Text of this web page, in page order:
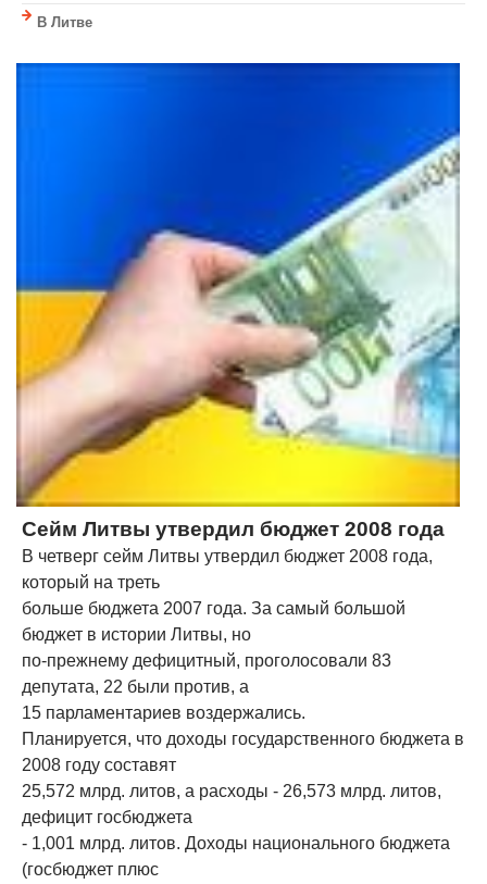
В Литве
Сейм Литвы утвердил бюджет 2008 года
В четверг сейм Литвы утвердил бюджет 2008 года,
который на треть
больше бюджета 2007 года. За самый большой
бюджет в истории Литвы, но
по-прежнему дефицитный, проголосовали 83
депутата, 22 были против, а
15 парламентариев воздержались.
Планируется, что доходы государственного бюджета в
2008 году составят
25,572 млрд. литов, а расходы - 26,573 млрд. литов,
дефицит госбюджета
- 1,001 млрд. литов. Доходы национального бюджета
(госбюджет плюс